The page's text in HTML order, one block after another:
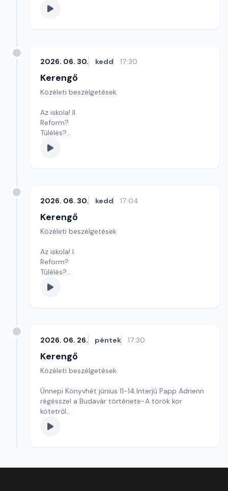
2026. 06. 30. kedd 17:30
Kerengő
Közéleti beszélgetések
Az iskola! II.
Reform?
Túlélés?
Avagy: vissza a kezdetekhez!
2026. 06. 30. kedd 17:04
Kerengő
Közéleti beszélgetések
Az iskola! I.
Reform?
Túlélés?
Avagy: vissza a kezdetekhez!
Szerkesztő: Sályi András
2026. 06. 26. péntek 17:30
Kerengő
Közéleti beszélgetések
Ünnepi Könyvhét június 11-14.Interjú Papp Adrienn
régésszel a Budavár története-A török kor
kötetről
Szerkesztő: Sallai Éva